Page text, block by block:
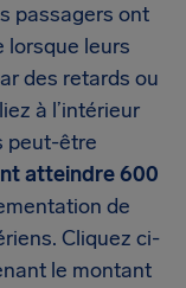
passagers ont
lorsque leurs
des retards ou
à l’intérieur
peut-être
atteindre 600
de
Cliquez ci-
le montant